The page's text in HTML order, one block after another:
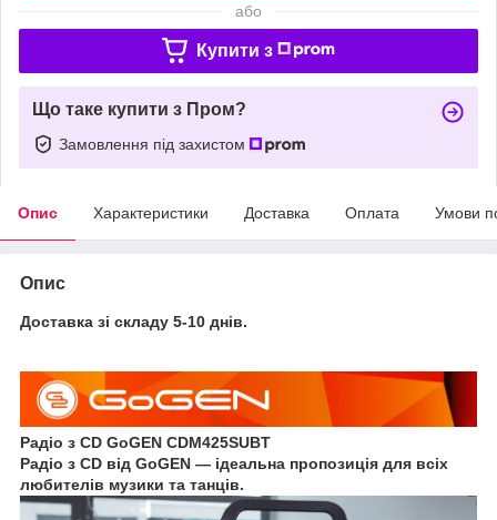
або
Купити з
Що таке купити з Пром?
Замовлення під захистом
Опис Характеристики Доставка Оплата Умови
Опис
Доставка зі складу 5-10 днів.
Радіо з CD GoGEN CDM425SUBT
Радіо з CD від GoGEN — ідеальна пропозиція для всіх
любителів музики та танців.